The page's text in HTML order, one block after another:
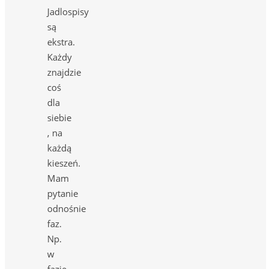
Jadlospisy
są
ekstra.
Każdy
znajdzie
coś
dla
siebie
, na
każdą
kieszeń.
Mam
pytanie
odnośnie
faz.
Np.
w